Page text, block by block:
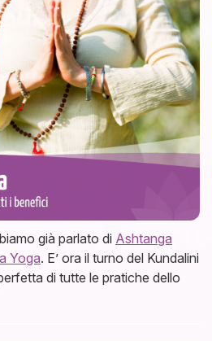
già parlato di Ashtanga
Yoga. E’ ora il turno del Kundalini
di tutte le pratiche dello